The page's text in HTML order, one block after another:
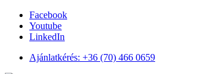
Facebook
Youtube
LinkedIn
Ajánlatkérés: +36 (70) 466 0659